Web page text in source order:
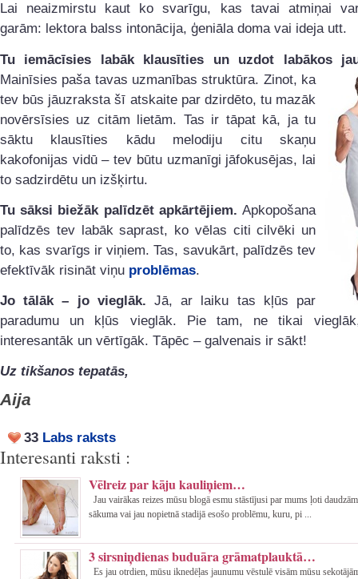
Lai neaizmirstu kaut ko svarīgu, kas tavai atmiņai
garām: lektora balss intonācija, ģeniāla doma vai ideja utt.
Tu iemācīsies labāk klausīties un uzdot labākos
Mainīsies paša tavas uzmanības struktūra. Zinot, ka
tev būs jāuzraksta šī atskaite par dzirdēto, tu mazāk
novērsīsies uz citām lietām. Tas ir tāpat kā, ja tu
sāktu klausīties kādu melodiju citu skaņu
kakofonijas vidū – tev būtu uzmanīgi jāfokusējas, lai
to sadzirdētu un izšķirtu.
Tu sāksi biežāk palīdzēt apkārtējiem. Apkopošana
palīdzēs tev labāk saprast, ko vēlas citi cilvēki un
to, kas svarīgs ir viņiem. Tas, savukārt, palīdzēs tev
efektīvāk risināt viņu problēmas.
Jo tālāk – jo vieglāk. Jā, ar laiku tas kļūs par
paradumu un kļūs vieglāk. Pie tam, ne tikai
interesantāk un vērtīgāk. Tāpēc – galvenais ir sākt!
Uz tikšanos tepatās,
Aija
33 Labs raksts
Interesanti raksti :
Vēlreiz par kāju kauliņiem…
Jau vairākas reizes mūsu blogā esmu stāstījusi par mums ļoti
sākuma vai jau nopietnā stadijā esošo problēmu, kuru, pi ...
3 sirsniņdienas buduāra grāmatplauktā…
Es jau otrdien, mūsu iknedēļas jaunumu vēstulē visām mūsu